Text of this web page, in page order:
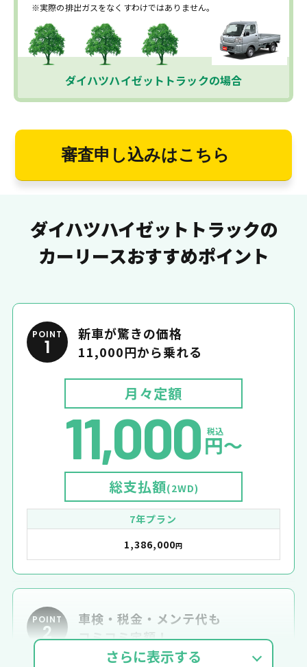
※実際の排出ガスをなくすわけではありません。
ダイハツハイゼットトラックの場合
審査申し込みはこちら
ダイハツハイゼットトラックの
カーリースおすすめポイント
POINT
1
新車が驚きの価格
11,000円から乗れる
月々定額
11,000 税込
円〜
総支払額(2WD)
7年プラン
1,386,000円
POINT
2
車検・税金・メンテ代も
コミコミ定額！